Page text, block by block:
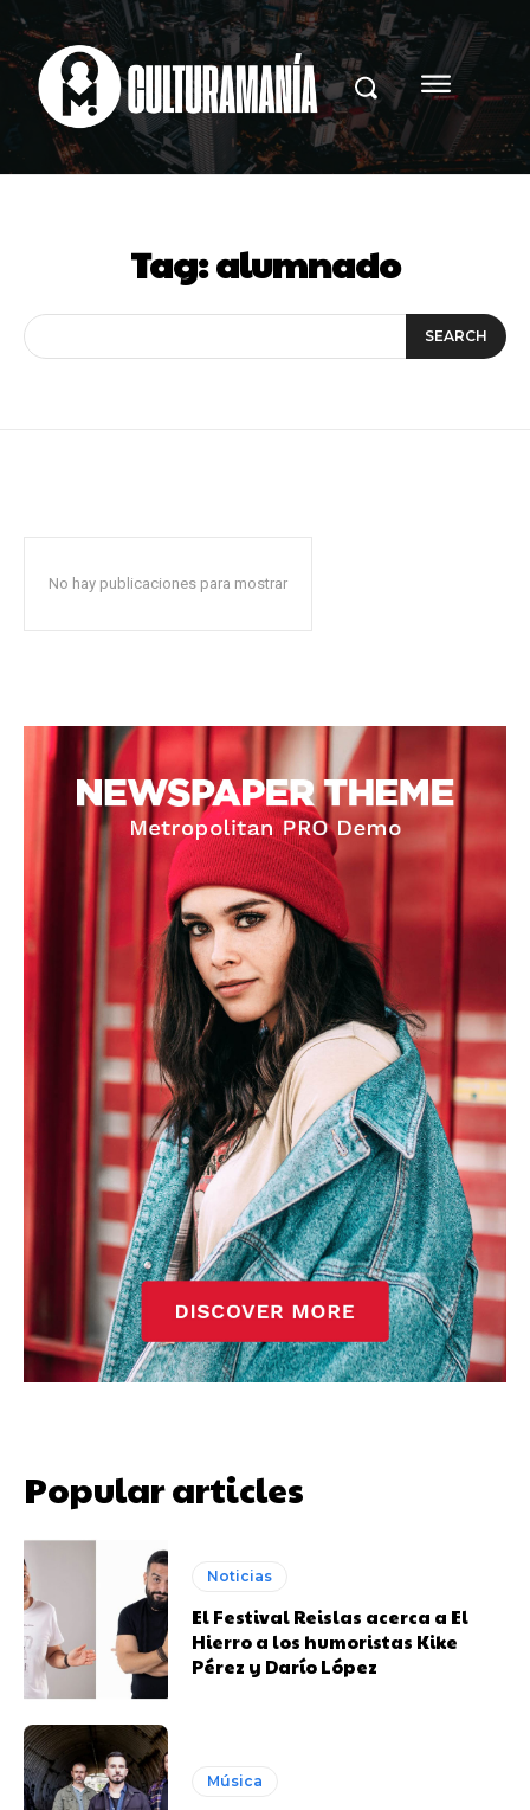
Tag:alumnado
SEARCH
No hay publicaciones para mostrar
Popular articles
Noticias
El Festival Reislas acerca a El
Hierro a los humoristas Kike
Pérez y Darío López
Música